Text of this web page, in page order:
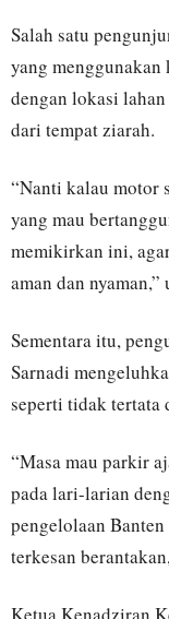
Salah satu
yang menggunakan
dengan lokasi
dari tempat ziarah.
“Nanti kalau motor
yang mau
memikirkan ini,
aman dan
Sementara itu,
Sarnadi
seperti tidak tertata
“Masa mau parkir
pada lari-larian
pengelolaan
terkesan